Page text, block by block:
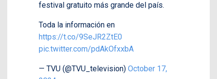
festival gratuito más grande del país.
Toda la información en
https://t.co/9SeJR2ZtE0
pic.twitter.com/pdAkOfxxbA
— TVU (@TVU_television) October 17,